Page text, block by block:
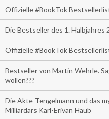
Offizielle #BookTok
Die Bestseller des 1. Halbjahres
Offizielle #BookTok
Bestseller von Martin Wehrle.
wollen???
Die Akte Tengelmann und das
Milliardärs Karl-Erivan Haub